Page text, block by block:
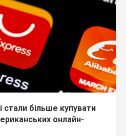
стали більше купувати
онлайн-